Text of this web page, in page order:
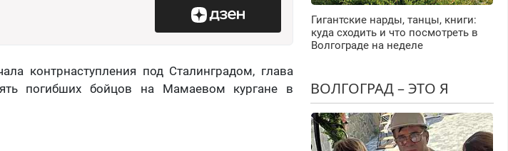
контрнаступления под Сталинградом, глава
погибших бойцов на Мамаевом кургане в
Гигантские нарды, танцы, книги:
куда сходить и что посмотреть в
Волгограде на неделе
ВОЛГОГРАД – ЭТО Я